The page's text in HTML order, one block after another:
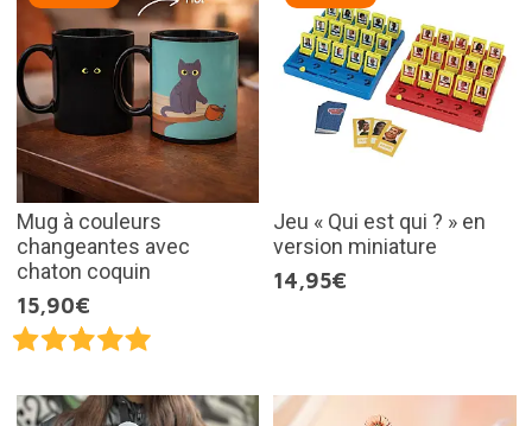
Mug à couleurs
changeantes avec
chaton coquin
15,90€
Jeu « Qui est qui ? » en
version miniature
14,95€